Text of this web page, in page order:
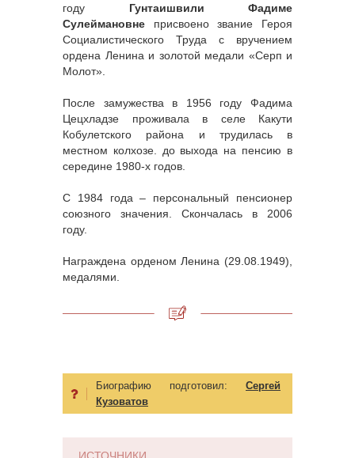
году Гунтаишвили Фадиме
Сулеймановне присвоено звание Героя
Социалистического Труда с вручением
ордена Ленина и золотой медали «Серп и
Молот».
После замужества в 1956 году Фадима
Цецхладзе проживала в селе Какути
Кобулетского района и трудилась в
местном колхозе. до выхода на пенсию в
середине 1980-х годов.
С 1984 года – персональный пенсионер
союзного значения. Скончалась в 2006
году.
Награждена орденом Ленина (29.08.1949),
медалями.
Биографию подготовил: Сергей
Кузоватов